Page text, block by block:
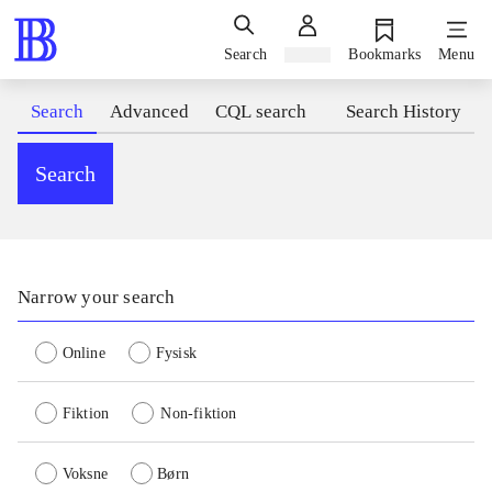
Search Bookmarks Menu
Search Advanced CQL search Search History
Search
Narrow your search
Online Fysisk
Fiktion Non-fiktion
Voksne Børn